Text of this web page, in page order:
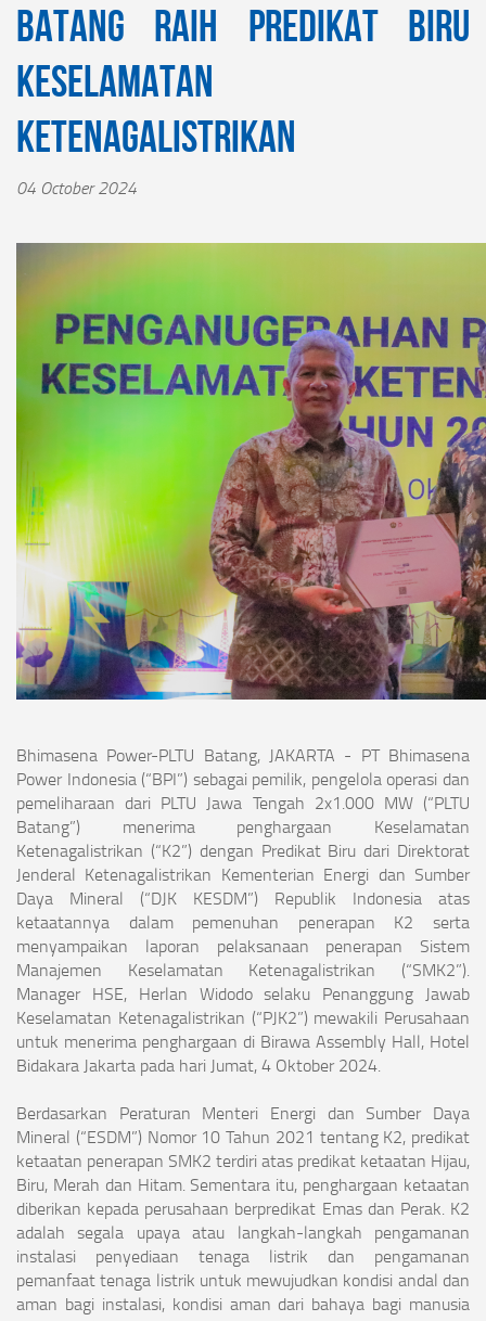
Batang Raih Predikat Biru
Keselamatan
Ketenagalistrikan
04 October 2024
Bhimasena Power-PLTU Batang, JAKARTA - PT Bhimasena
Power Indonesia (“BPI”) sebagai pemilik, pengelola operasi dan
pemeliharaan dari PLTU Jawa Tengah 2x1.000 MW (“PLTU
Batang”) menerima penghargaan Keselamatan
Ketenagalistrikan (“K2”) dengan Predikat Biru dari Direktorat
Jenderal Ketenagalistrikan Kementerian Energi dan Sumber
Daya Mineral (“DJK KESDM”) Republik Indonesia atas
ketaatannya dalam pemenuhan penerapan K2 serta
menyampaikan laporan pelaksanaan penerapan Sistem
Manajemen Keselamatan Ketenagalistrikan (“SMK2”).
Manager HSE, Herlan Widodo selaku Penanggung Jawab
Keselamatan Ketenagalistrikan (“PJK2”) mewakili Perusahaan
untuk menerima penghargaan di Birawa Assembly Hall, Hotel
Bidakara Jakarta pada hari Jumat, 4 Oktober 2024.
Berdasarkan Peraturan Menteri Energi dan Sumber Daya
Mineral (“ESDM”) Nomor 10 Tahun 2021 tentang K2, predikat
ketaatan penerapan SMK2 terdiri atas predikat ketaatan Hijau,
Biru, Merah dan Hitam. Sementara itu, penghargaan ketaatan
diberikan kepada perusahaan berpredikat Emas dan Perak. K2
adalah segala upaya atau langkah-langkah pengamanan
instalasi penyediaan tenaga listrik dan pengamanan
pemanfaat tenaga listrik untuk mewujudkan kondisi andal dan
aman bagi instalasi, kondisi aman dari bahaya bagi manusia